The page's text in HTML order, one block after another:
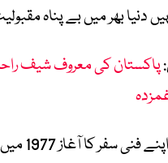
پاکستان کی معروف شیف